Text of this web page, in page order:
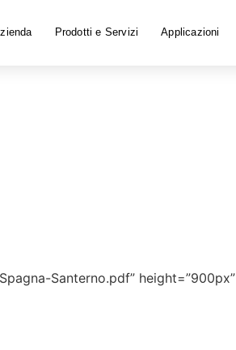
Prodotti e Servizi Applicazioni
Santerno.pdf” height=”900px”